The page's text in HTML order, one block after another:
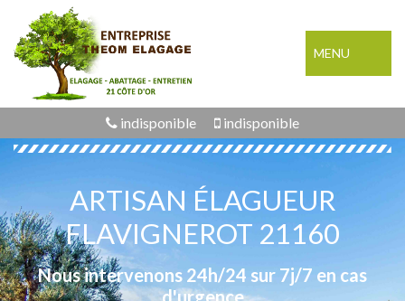
MENU
indisponible indisponible
ARTISAN ÉLAGUEUR
FLAVIGNEROT 21160
Nous intervenons 24h/24 sur 7j/7 en cas
d'urgence